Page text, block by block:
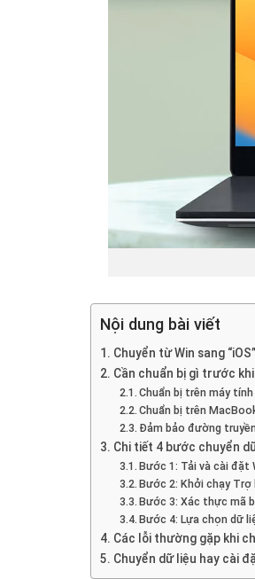
Nội dung bài viết
Chuyển từ Win sang
Cần chuẩn bị gì trước
Chuẩn bị trên máy
Chuẩn bị trên
Đảm bảo đường
Chi tiết 4 bước chuyển
Bước 1: Tải và cài
Bước 2: Khởi chạy
Bước 3: Xác thực mã
Bước 4: Lựa chọn dữ
Các lỗi thường gặp khi
Chuyển dữ liệu hay cài